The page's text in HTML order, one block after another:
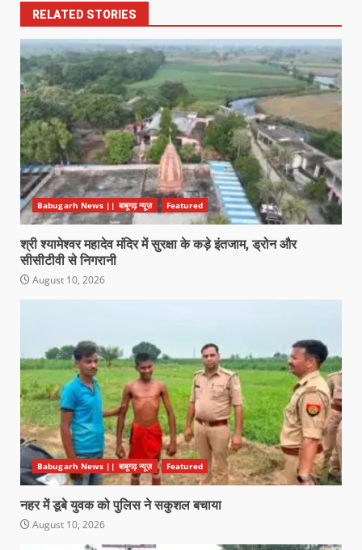
RELATED STORIES
Babugarh News || बाबूगढ़ न्यूज़ Featured
श्री श्यामेश्वर महादेव मंदिर में सुरक्षा के कड़े इंतजाम, ड्रोन और
सीसीटीवी से निगरानी
August 10, 2026
Babugarh News || बाबूगढ़ न्यूज़ Featured
नहर में डूबे युवक को पुलिस ने सकुशल बचाया
August 10, 2026